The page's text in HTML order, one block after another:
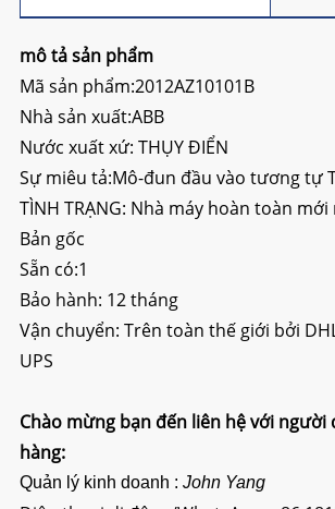
mô tả sản phẩm
Mã sản phẩm:2012AZ10101B
Nhà sản xuất:ABB
Nước xuất xứ: THỤY ĐIỂN
Sự miêu tả:Mô-đun đầu vào tương tự
TÌNH TRẠNG: Nhà máy hoàn toàn
Bản gốc
Sẵn có:1
Bảo hành: 12 tháng
Vận chuyển: Trên toàn thế giới bởi
UPS
Chào mừng bạn đến liên hệ với người
hàng:
Quản lý kinh doanh : John Yang